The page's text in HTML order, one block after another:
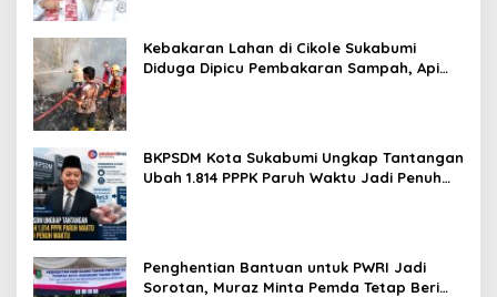
Kebakaran Lahan di Cikole Sukabumi
Diduga Dipicu Pembakaran Sampah, Api
BKPSDM Kota Sukabumi Ungkap Tantangan
Ubah 1.814 PPPK Paruh Waktu Jadi Penuh
Penghentian Bantuan untuk PWRI Jadi
Sorotan, Muraz Minta Pemda Tetap Beri